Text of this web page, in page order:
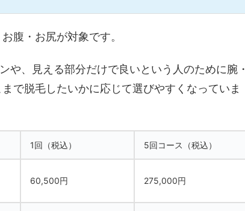
腹・お尻が対象です。
や、見える部分だけで良いという人のために腕・
で脱毛したいかに応じて選びやすくなっていま
1回（税込） 5回コース（税込）
60,500円 275,000円